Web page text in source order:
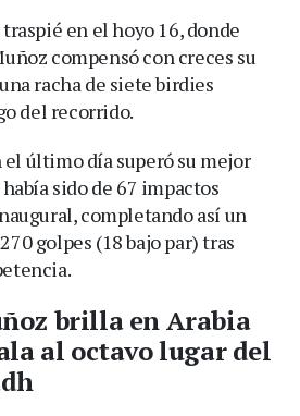
en el hoyo 16, donde
compensó con creces su
racha de siete birdies
del recorrido.
último día superó su mejor
sido de 67 impactos
completando así un
golpes (18 bajo par) tras
brilla en Arabia
al octavo lugar del